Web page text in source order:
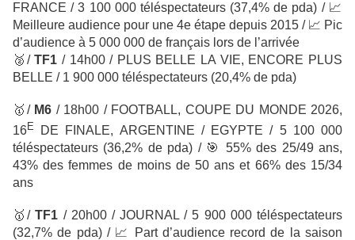
FRANCE / 3 100 000 téléspectateurs (37,4% de pda) / 📈
Meilleure audience pour une 4e étape depuis 2015 / 📈 Pic
d’audience à 5 000 000 de français lors de l’arrivée
🥈 /TF1 / 14h00 / PLUS BELLE LA VIE, ENCORE PLUS
BELLE / 1 900 000 téléspectateurs (20,4% de pda)
🥇 / M6 / 18h00 / FOOTBALL, COUPE DU MONDE 2026,
16E
DE FINALE, ARGENTINE / EGYPTE / 5 100 000
téléspectateurs (36,2% de pda) / 🎯
55% des 25/49 ans,
43% des femmes de moins de 50 ans et 66% des 15/34
ans
🥇/TF1 / 20h00 / JOURNAL / 5 900 000 téléspectateurs
(32,7% de pda) / 📈
Part d’audience record de la saison